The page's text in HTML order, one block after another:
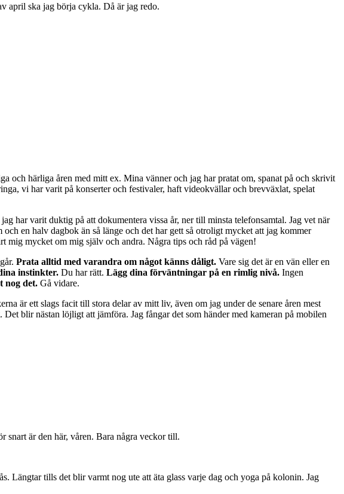
april ska jag börja cykla. Då är jag redo.
och härliga åren med mitt ex. Mina vänner och jag har pratat om, spanat på och skrivit
vi har varit på konserter och festivaler, haft videokvällar och brevväxlat, spelat
har varit duktig på att dokumentera vissa år, ner till minsta telefonsamtal. Jag vet när
en halv dagbok än så länge och det har gett så otroligt mycket att jag kommer
mycket om mig själv och andra. Några tips och råd på vägen!
Prata alltid med varandra om något känns dåligt. Vare sig det är en vän eller en
instinkter. Du har rätt. Lägg dina förväntningar på en rimlig nivå. Ingen
nog det. Gå vidare.
är ett slags facit till stora delar av mitt liv, även om jag under de senare åren mest
blir nästan löjligt att jämföra. Jag fångar det som händer med kameran på mobilen
är den här, våren. Bara några veckor till.
Längtar tills det blir varmt nog ute att äta glass varje dag och yoga på kolonin. Jag